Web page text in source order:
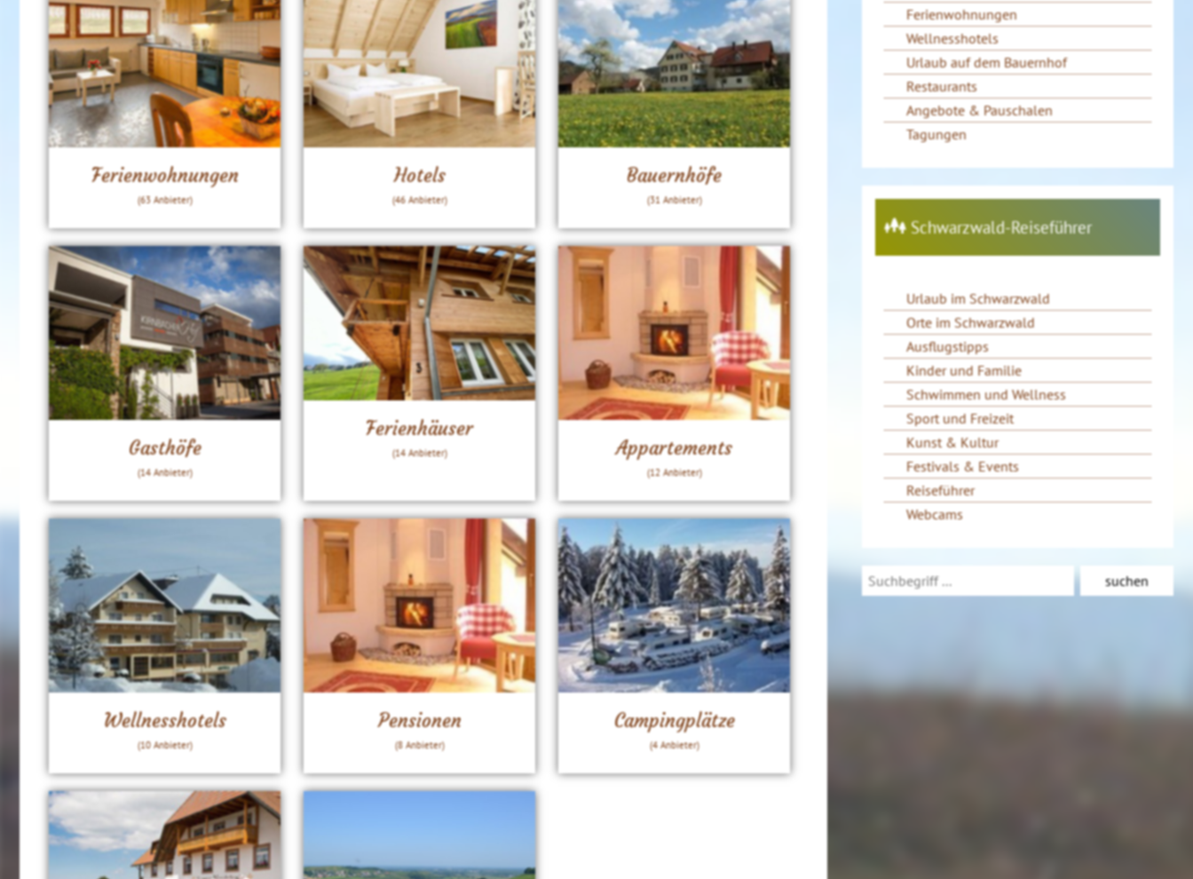
Ferienwohnungen
(63 Anbieter)
Hotels
(46 Anbieter)
Bauernhöfe
(31 Anbieter)
Gasthöfe
(14 Anbieter)
Ferienhäuser
(14 Anbieter) Appartements
(12 Anbieter)
Wellnesshotels
(10 Anbieter)
Pensionen
(8 Anbieter)
Campingplätze
(4 Anbieter)
Ferienwohnungen
Wellnesshotels
Urlaub auf dem Bauernhof
Restaurants
Angebote & Pauschalen
Tagungen
Schwarzwald-Reiseführer
Urlaub im Schwarzwald
Orte im Schwarzwald
Ausflugstipps
Kinder und Familie
Schwimmen und Wellness
Sport und Freizeit
Kunst & Kultur
Festivals & Events
Reiseführer
Webcams